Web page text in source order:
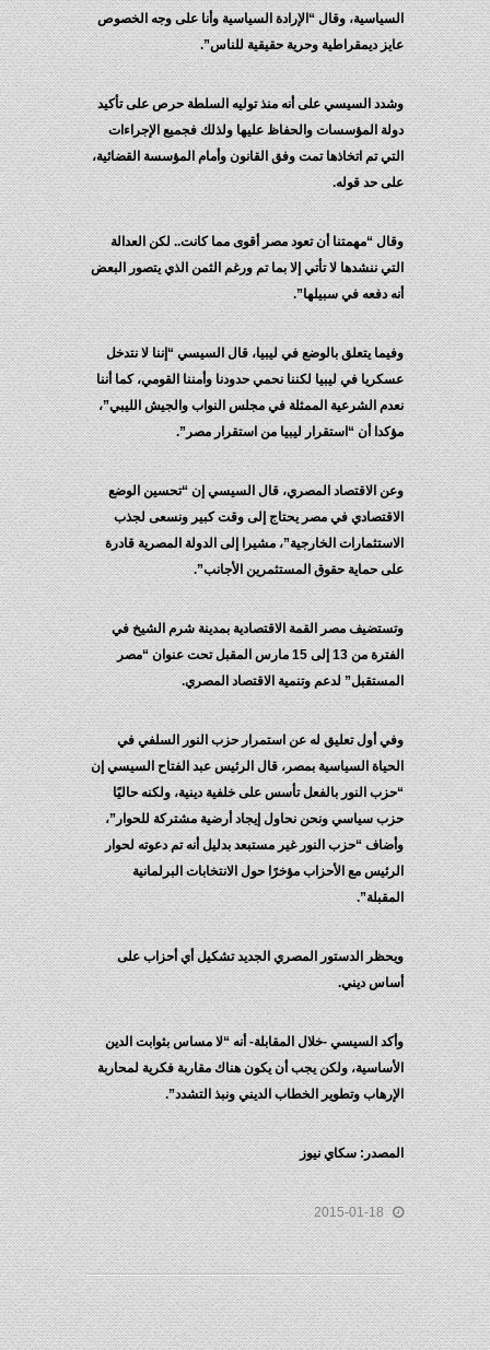
السياسية، وقال “الإرادة السياسية وأنا على وجه الخصوص
عايز ديمقراطية وحرية حقيقية للناس”.
وشدد السيسي على أنه منذ توليه السلطة حرص على تأكيد
دولة المؤسسات والحفاظ عليها ولذلك فجميع الإجراءات
التي تم اتخاذها تمت وفق القانون وأمام المؤسسة القضائية،
على حد قوله.
وقال “مهمتنا أن تعود مصر أقوى مما كانت.. لكن العدالة
التي ننشدها لا تأتي إلا بما تم ورغم الثمن الذي يتصور البعض
أنه دفعه في سبيلها”.
وفيما يتعلق بالوضع في ليبيا، قال السيسي “إننا لا نتدخل
عسكريا في ليبيا لكننا نحمي حدودنا وأمننا القومي، كما أننا
نعدم الشرعية الممثلة في مجلس النواب والجيش الليبي”،
مؤكدا أن “استقرار ليبيا من استقرار مصر”.
وعن الاقتصاد المصري، قال السيسي إن “تحسين الوضع
الاقتصادي في مصر يحتاج إلى وقت كبير ونسعى لجذب
الاستثمارات الخارجية”، مشيرا إلى الدولة المصرية قادرة
على حماية حقوق المستثمرين الأجانب”.
وتستضيف مصر القمة الاقتصادية بمدينة شرم الشيخ في
الفترة من 13 إلى 15 مارس المقبل تحت عنوان “مصر
المستقبل” لدعم وتنمية الاقتصاد المصري.
وفي أول تعليق له عن استمرار حزب النور السلفي في
الحياة السياسية بمصر، قال الرئيس عبد الفتاح السيسي إن
“حزب النور بالفعل تأسس على خلفية دينية، ولكنه حاليًا
حزب سياسي ونحن نحاول إيجاد أرضية مشتركة للحوار”،
وأضاف “حزب النور غير مستبعد بدليل أنه تم دعوته لحوار
الرئيس مع الأحزاب مؤخرًا حول الانتخابات البرلمانية
المقبلة”.
ويحظر الدستور المصري الجديد تشكيل أي أحزاب على
أساس ديني.
وأكد السيسي -خلال المقابلة- أنه “لا مساس بثوابت الدين
الأساسية، ولكن يجب أن يكون هناك مقاربة فكرية لمحاربة
الإرهاب وتطوير الخطاب الديني ونبذ التشدد”.
المصدر: سكاي نيوز
2015-01-18